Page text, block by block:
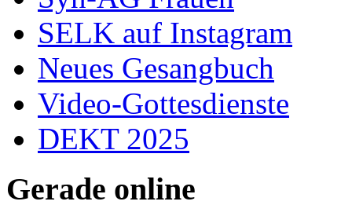
SELK auf Instagram
Neues Gesangbuch
Video-Gottesdienste
DEKT 2025
Gerade online